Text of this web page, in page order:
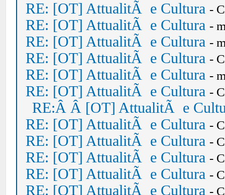
RE: [OT] AttualitÃ e Cultura -
RE: [OT] AttualitÃ e Cultura -
RE: [OT] AttualitÃ e Cultura -
RE: [OT] AttualitÃ e Cultura -
RE: [OT] AttualitÃ e Cultura -
RE: [OT] AttualitÃ e Cultura -
RE:Â Â [OT] AttualitÃ e
RE: [OT] AttualitÃ e Cultura -
RE: [OT] AttualitÃ e Cultura -
RE: [OT] AttualitÃ e Cultura -
RE: [OT] AttualitÃ e Cultura -
RE: [OT] AttualitÃ e Cultura -